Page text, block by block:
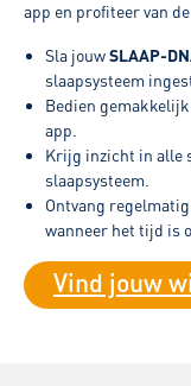
app en profiteer van
Sla jouwSLAAP-
slaapsysteem
Bedien
app.
Krijg inzicht in alle
slaapsysteem.
Ontvang
wanneer het tijd is
Vind jouw